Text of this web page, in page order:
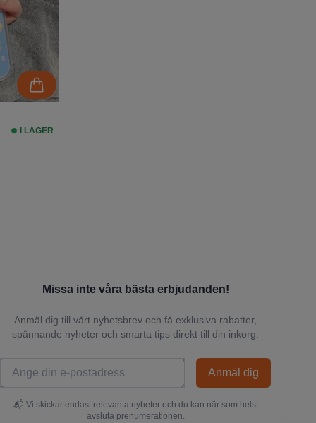
I LAGER
Missa inte våra bästa erbjudanden!
Anmäl dig till vårt nyhetsbrev och få exklusiva rabatter,
spännande nyheter och smarta tips direkt till din inkorg.
Anmäl dig
📬 Vi skickar endast relevanta nyheter och du kan när som helst
avsluta prenumerationen.